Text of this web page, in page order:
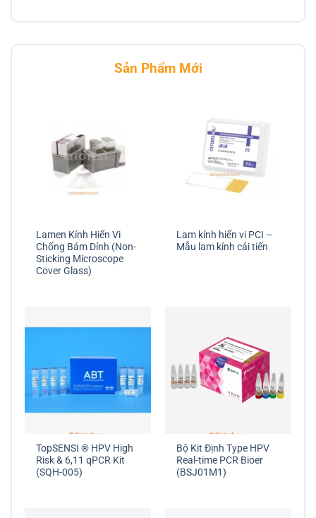
Sản Phẩm Mới
Lamen Kính Hiển Vi
Chống Bám Dính (Non-
Sticking Microscope
Cover Glass)
Lam kính hiển vi PCI –
Mẫu lam kính cải tiến
TopSENSI ® HPV High
Risk & 6,11 qPCR Kit
(SQH-005)
Bộ Kit Định Type HPV
Real-time PCR Bioer
(BSJ01M1)